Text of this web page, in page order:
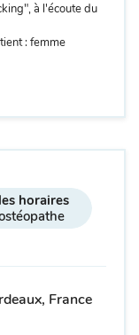
à l'écoute du
: femme
horaires
France